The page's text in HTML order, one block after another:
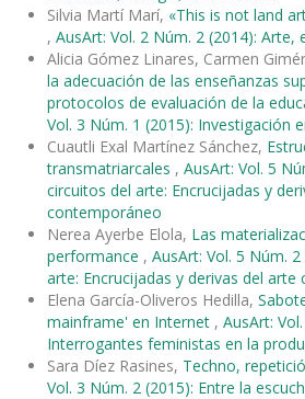
Silvia Martí Marí, «This is not land
, AusArt: Vol. 2 Núm. 2 (2014): Arte,
Alicia Gómez Linares, Carmen
la adecuación de las enseñanzas
protocolos de evaluación de la
Vol. 3 Núm. 1 (2015): Investigación
Cuautli Exal Martínez Sánchez,
transmatriarcales , AusArt: Vol. 5
circuitos del arte: Encrucijadas y
contemporáneo
Nerea Ayerbe Elola, Las
performance , AusArt: Vol. 5 Núm.
arte: Encrucijadas y derivas del
Elena García-Oliveros Hedilla,
mainframe' en Internet , AusArt:
Interrogantes feministas en la
Sara Díez Rasines, Techno,
Vol. 3 Núm. 2 (2015): Entre la